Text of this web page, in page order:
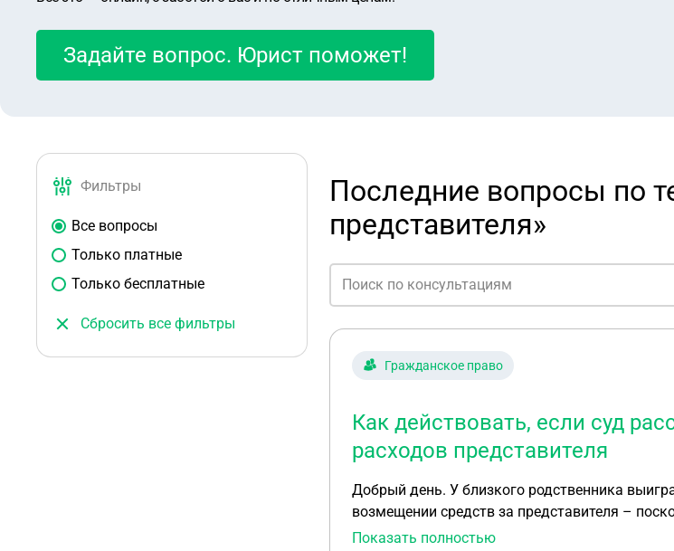
Задайте вопрос. Юрист поможет!
Фильтры
Все вопросы
Только платные
Только бесплатные
Сбросить все фильтры
Последние вопросы по
представителя»
Гражданское право
Как действовать, если суд
расходов представителя
Добрый день. У близкого родственника выигран суд. Это было в 2023м. Родственник написал
возмещении средств за представителя –
Апелляционной инстанции с другим. Пока судья тянула
Показать полностью